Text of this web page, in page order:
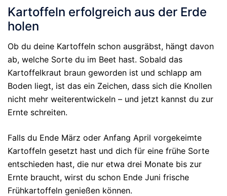
Kartoffeln erfolgreich aus der Erde
holen
Ob du deine Kartoffeln schon ausgräbst, hängt davon
ab, welche Sorte du im Beet hast. Sobald das
Kartoffelkraut braun geworden ist und schlapp am
Boden liegt, ist das ein Zeichen, dass sich die Knollen
nicht mehr weiterentwickeln – und jetzt kannst du zur
Ernte schreiten.
Falls du Ende März oder Anfang April vorgekeimte
Kartoffeln gesetzt hast und dich für eine frühe Sorte
entschieden hast, die nur etwa drei Monate bis zur
Ernte braucht, wirst du schon Ende Juni frische
Frühkartoffeln genießen können.